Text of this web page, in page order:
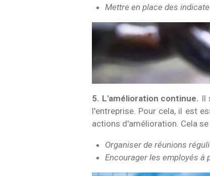
Mettre en place des
5. L'amélioration continue. Il
l'entreprise. Pour cela, il est
actions d'amélioration. Cela
Organiser de réunions
Encourager les employés à